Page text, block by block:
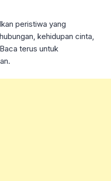
peristiwa yang
kehidupan cinta,
terus untuk